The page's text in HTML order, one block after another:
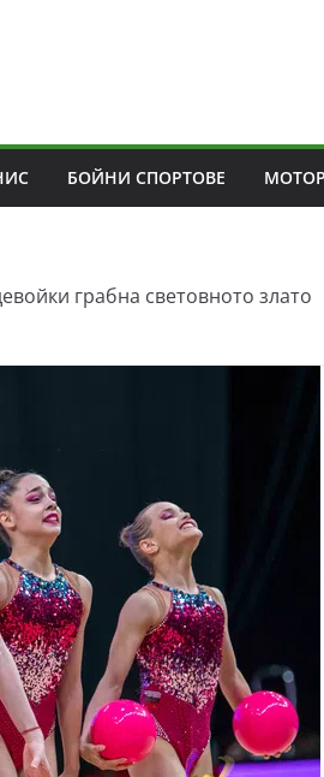
БОЙНИ СПОРТОВЕ
грабна световното злато